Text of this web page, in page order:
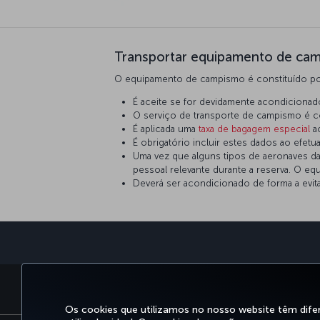
Os cookies que utilizamos no nosso website têm
Transportar equipamento de
O equipamento de campismo é constituído
É aceite se for devidamente
O serviço de transporte de campismo é
É aplicada uma taxa de bagagem especial
É obrigatório incluir estes dados ao
Uma vez que alguns tipos de aeronaves
pessoal relevante durante a reserva. O
Deverá ser acondicionado de forma a